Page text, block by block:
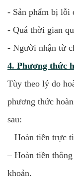
- Sản phẩm bị lỗi
- Quá thời gian
- Người nhận từ
4. Phương thức
Tùy theo lý do
phương thức
sau:
– Hoàn tiền trực
– Hoàn tiền
khoản.